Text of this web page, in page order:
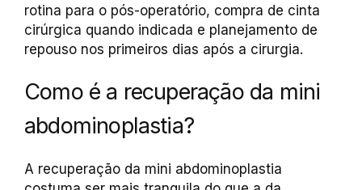
rotina para o pós-operatório, compra de cinta
cirúrgica quando indicada e planejamento de
repouso nos primeiros dias após a cirurgia.
Como é a recuperação da mini
abdominoplastia?
A recuperação da mini abdominoplastia